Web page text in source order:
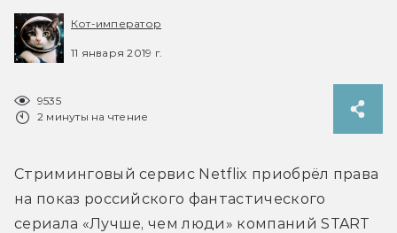
Кот-император
11 января 2019 г.
9535
2 минуты на чтение
Стриминговый сервис Netflix приобрёл права
на показ российского фантастического
сериала «Лучше, чем люди» компаний START